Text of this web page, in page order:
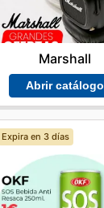
Marshall
Abrir catálogo
Expira en 3 días